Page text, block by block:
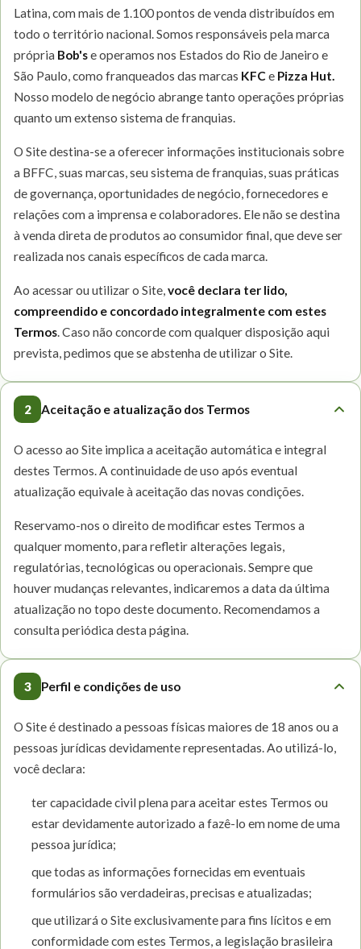
Latina, com mais de 1.100 pontos de venda distribuídos em
todo o território nacional. Somos responsáveis pela marca
própria Bob'se operamos nos Estados do Rio de Janeiro e
São Paulo, como franqueados das marcas KFCe Pizza Hut.
Nosso modelo de negócio abrange tanto operações próprias
quanto um extenso sistema de franquias.
O Site destina-se a oferecer informações institucionais sobre
a BFFC, suas marcas, seu sistema de franquias, suas práticas
de governança, oportunidades de negócio, fornecedores e
relações com a imprensa e colaboradores. Ele não se destina
à venda direta de produtos ao consumidor final, que deve ser
realizada nos canais específicos de cada marca.
Ao acessar ou utilizar o Site,você declara ter lido,
compreendido e concordado integralmente com estes
Termos. Caso não concorde com qualquer disposição aqui
prevista, pedimos que se abstenha de utilizar o Site.
2 Aceitação e atualização dos Termos
O acesso ao Site implica a aceitação automática e integral
destes Termos. A continuidade de uso após eventual
atualização equivale à aceitação das novas condições.
Reservamo-nos o direito de modificar estes Termos a
qualquer momento, para refletir alterações legais,
regulatórias, tecnológicas ou operacionais. Sempre que
houver mudanças relevantes, indicaremos a data da última
atualização no topo deste documento. Recomendamos a
consulta periódica desta página.
3 Perfil e condições de uso
O Site é destinado a pessoas físicas maiores de 18 anos ou a
pessoas jurídicas devidamente representadas. Ao utilizá-lo,
você declara:
ter capacidade civil plena para aceitar estes Termos ou
estar devidamente autorizado a fazê-lo em nome de uma
pessoa jurídica;
que todas as informações fornecidas em eventuais
formulários são verdadeiras, precisas e atualizadas;
que utilizará o Site exclusivamente para fins lícitos e em
conformidade com estes Termos, a legislação brasileira